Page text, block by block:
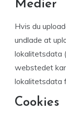
Medier
Hvis du
undlade at
lokalitetsdata
webstedet
lokalitetsdata
Cookies